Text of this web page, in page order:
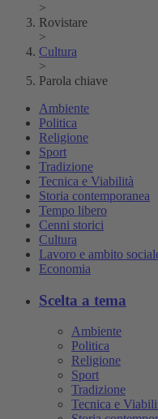
>
Rovistare
>
Cultura
>
Parola chiave
Ambiente
Politica
Religione
Sport
Tradizione
Tecnica e Viabilità
Storia contemporanea
Tempo libero
Cenni storici
Cultura
Lavoro e ambito
Economia
Scelta a tema
Ambiente
Politica
Religione
Sport
Tradizione
Tecnica e